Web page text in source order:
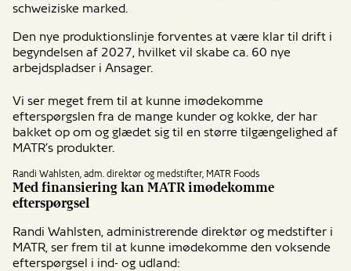
schweiziske marked.
Den nye produktionslinje forventes at være klar til drift i
begyndelsen af 2027, hvilket vil skabe ca. 60 nye
arbejdspladser i Ansager.
Vi ser meget frem til at kunne imødekomme
efterspørgslen fra de mange kunder og kokke, der har
bakket op om og glædet sig til en større tilgængelighed af
MATR’s produkter.
Randi Wahlsten, adm. direktør og medstifter, MATR Foods
Med finansiering kan MATR imødekomme
efterspørgsel
Randi Wahlsten, administrerende direktør og medstifter i
MATR, ser frem til at kunne imødekomme den voksende
efterspørgsel i ind- og udland: